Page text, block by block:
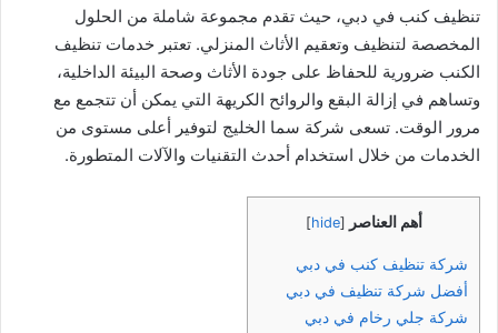
تنظيف كنب في دبي، حيث تقدم مجموعة شاملة من الحلول
المخصصة لتنظيف وتعقيم الأثاث المنزلي. تعتبر خدمات تنظيف
الكنب ضرورية للحفاظ على جودة الأثاث وصحة البيئة الداخلية،
وتساهم في إزالة البقع والروائح الكريهة التي يمكن أن تتجمع مع
مرور الوقت. تسعى شركة سما الخليج لتوفير أعلى مستوى من
الخدمات من خلال استخدام أحدث التقنيات والآلات المتطورة.
أهم العناصر [
hide
]
شركة تنظيف كنب في دبي
أفضل شركة تنظيف في دبي
شركة جلي رخام في دبي